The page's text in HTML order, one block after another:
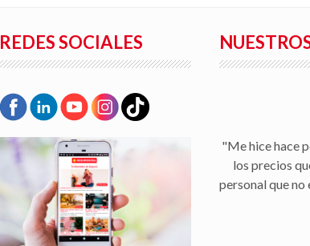
REDES SOCIALES
"Me hice hace
los precios
personal que no